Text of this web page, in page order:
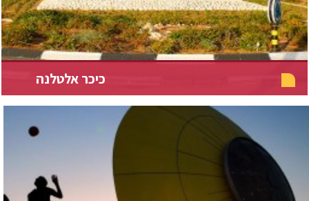
כיכר אלטלנה